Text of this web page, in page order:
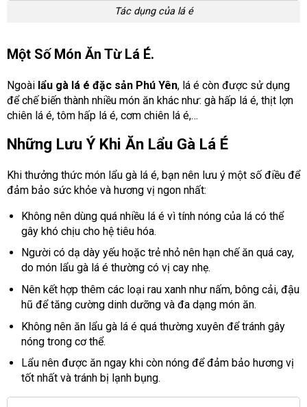
Tác dụng của lá é
Một Số Món Ăn Từ Lá É.
Ngoài lẩu gà lá é đặc sản Phú Yên, lá é còn được sử dụng
để chế biến thành nhiều món ăn khác như: gà hấp lá é, thịt lợn
chiên lá é, tôm hấp lá é, cơm chiên lá é,…
Những Lưu Ý Khi Ăn Lẩu Gà Lá É
Khi thưởng thức món lẩu gà lá é, bạn nên lưu ý một số điều để
đảm bảo sức khỏe và hương vị ngon nhất:
Không nên dùng quá nhiều lá é vì tính nóng của lá có thể
gây khó chịu cho hệ tiêu hóa.
Người có dạ dày yếu hoặc trẻ nhỏ nên hạn chế ăn quá cay,
do món lẩu gà lá é thường có vị cay nhẹ.
Nên kết hợp thêm các loại rau xanh như nấm, bông cải, đậu
hũ để tăng cường dinh dưỡng và đa dạng món ăn.
Không nên ăn lẩu gà lá é quá thường xuyên để tránh gây
nóng trong cơ thể.
Lẩu nên được ăn ngay khi còn nóng để đảm bảo hương vị
tốt nhất và tránh bị lạnh bụng.